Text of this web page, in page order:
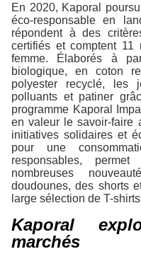
En 2020, Kaporal
éco-responsable en
répondent à des
certifiés et comptent 11
femme. Élaborés à
biologique, en coton
polyester recyclé, les
polluants et patiner
programme Kaporal
en valeur le savoir-faire
initiatives solidaires et
pour une
responsables,
nombreuses
doudounes, des shorts
large sélection de T-
Kaporal
marchés